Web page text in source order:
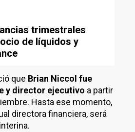
trimestrales
de líquidos y
que Brian Niccol fue
y director ejecutivo a partir
Hasta ese momento,
directora financiera, será